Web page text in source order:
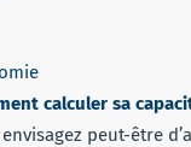
calculer sa
peut-être